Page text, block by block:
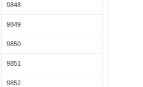
9848
9849
9850
9851
9852